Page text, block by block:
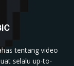
tentang video
selalu up-to-